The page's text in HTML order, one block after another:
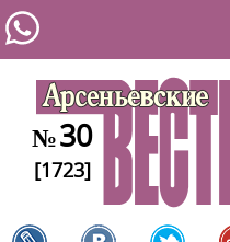
№30
[1723]